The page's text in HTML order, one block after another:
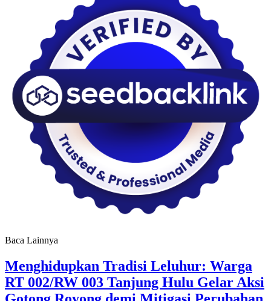
Baca Lainnya
Menghidupkan Tradisi Leluhur: Warga
RT 002/RW 003 Tanjung Hulu Gelar Aksi